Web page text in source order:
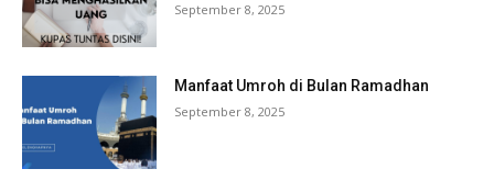
September 8, 2025
Manfaat Umroh di Bulan Ramadhan
September 8, 2025